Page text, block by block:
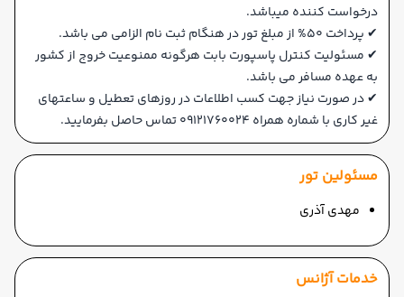
درخواست کننده میباشد.
✔ پرداخت 50% از مبلغ تور در هنگام ثبت نام الزامی می باشد.
✔ مسئولیت کنترل پاسپورت بابت هرگونه ممنوعیت خروج از کشور
به عهده مسافر می باشد.
✔ در صورت نیاز جهت کسب اطلاعات در روزهای تعطیل و ساعتهای
غیر کاری با شماره همراه 09121760024 تماس حاصل بفرمایید.
مسئولین تور
مهدی آذری
خدمات آژانس